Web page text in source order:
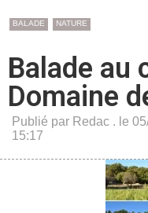
BALADE NATURE
Balade au
Domaine
Publié par Redac . le
15:17